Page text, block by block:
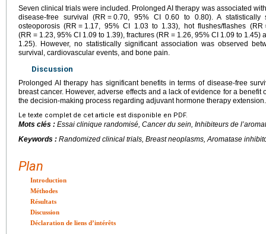
Seven clinical trials were included. Prolonged AI therapy was associated
disease-free survival (RR = 0.70, 95% CI 0.60 to 0.80). A statistically
osteoporosis (RR = 1.17, 95% CI 1.03 to 1.33), hot flushes/flashes (RR
(RR = 1.23, 95% CI 1.09 to 1.39), fractures (RR = 1.26, 95% CI 1.09 to 1.45)
1.25). However, no statistically significant association was observed
survival, cardiovascular events, and bone pain.
Discussion
Prolonged AI therapy has significant benefits in terms of disease-free
breast cancer. However, adverse effects and a lack of evidence for a
the decision-making process regarding adjuvant hormone therapy extension.
Le texte complet de cet article est disponible en PDF.
Mots clés : Essai clinique randomisé, Cancer du sein, Inhibiteurs de
Keywords : Randomized clinical trials, Breast neoplasms, Aromatase
Plan
Introduction
Méthodes
Résultats
Discussion
Déclaration de liens d’intérêts